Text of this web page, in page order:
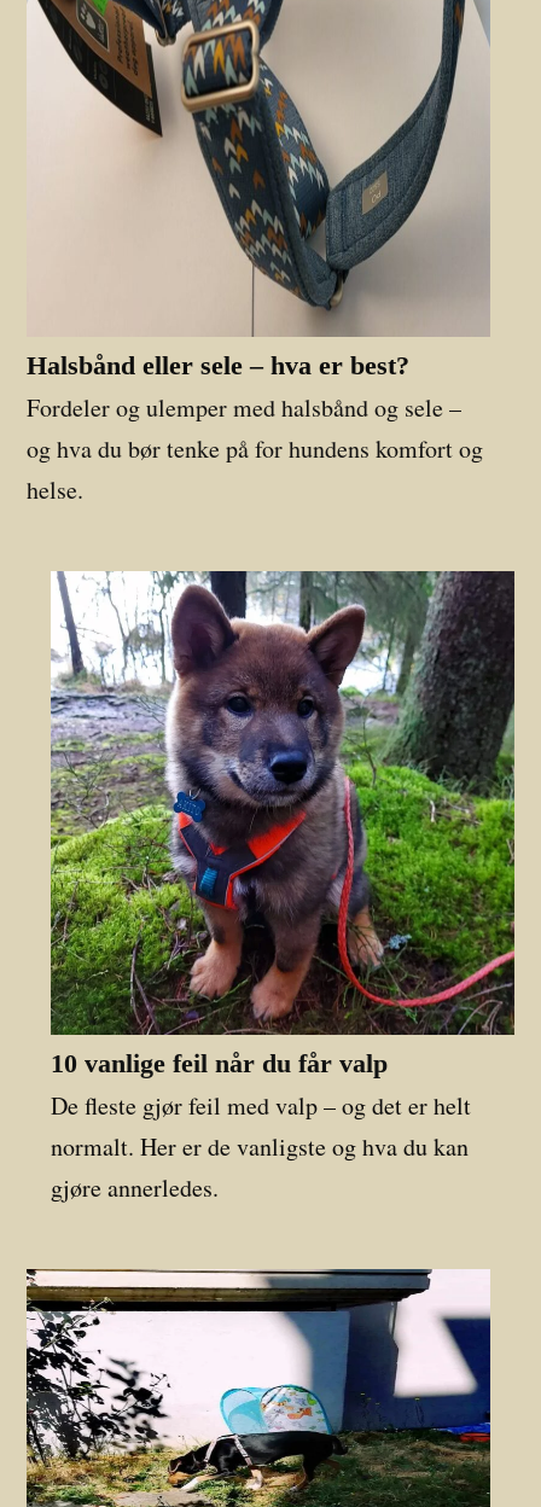
Halsbånd eller sele – hva er best?
Fordeler og ulemper med halsbånd og sele –
og hva du bør tenke på for hundens komfort og
helse.
10 vanlige feil når du får valp
De fleste gjør feil med valp – og det er helt
normalt. Her er de vanligste og hva du kan
gjøre annerledes.